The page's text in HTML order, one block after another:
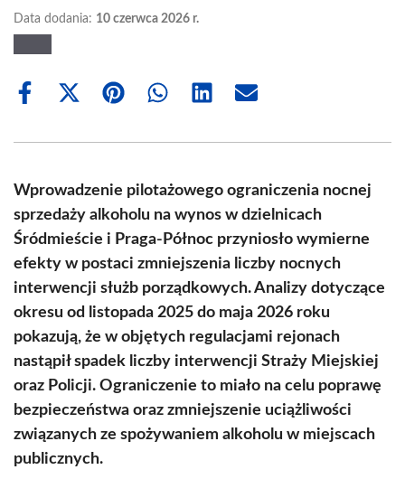
Data dodania: 10 czerwca 2026 r.
Share
Share
(Twitter)
Share Share Share Share
Wprowadzenie pilotażowego ograniczenia nocnej
sprzedaży alkoholu na wynos w dzielnicach
Śródmieście i Praga-Północ przyniosło wymierne
efekty w postaci zmniejszenia liczby nocnych
interwencji służb porządkowych. Analizy dotyczące
okresu od listopada 2025 do maja 2026 roku
pokazują, że w objętych regulacjami rejonach
nastąpił spadek liczby interwencji Straży Miejskiej
oraz Policji. Ograniczenie to miało na celu poprawę
bezpieczeństwa oraz zmniejszenie uciążliwości
związanych ze spożywaniem alkoholu w miejscach
publicznych.